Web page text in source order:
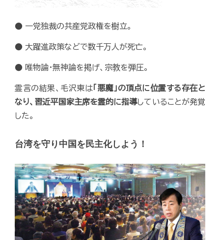
● 一党独裁の共産党政権を樹立。
● 大躍進政策などで数千万人が死亡。
● 唯物論・無神論を掲げ、宗教を弾圧。
霊言の結果、毛沢東は 「悪魔」の頂点に位置する存在と
なり、習近平国家主席を霊的に指導していることが発覚
した。
台湾を守り中国を民主化しよう！